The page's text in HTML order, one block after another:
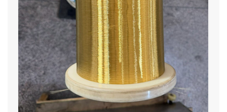
Español